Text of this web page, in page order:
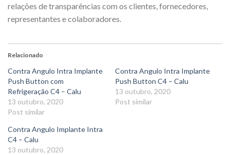
relações de transparências com os clientes, fornecedores,
representantes e colaboradores.
Relacionado
Contra Angulo Intra Implante
Push Button com
Refrigeração C4 – Calu
13 outubro, 2020
Post similar
Contra Angulo Intra Implante
Push Button C4 – Calu
13 outubro, 2020
Post similar
Contra Angulo Implante Intra
C4 – Calu
13 outubro, 2020